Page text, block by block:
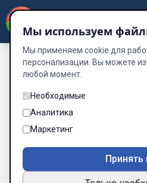
Мы используем
Мы применяем cookie для
персонализации. Вы можете
любой момент.
Необходимые
Аналитика
Маркетинг
Принять